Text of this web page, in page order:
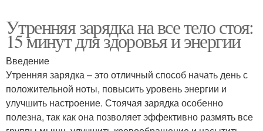
Утренняя зарядка на все тело стоя:
15 минут для здоровья и энергии
Введение
Утренняя зарядка – это отличный способ начать день с
положительной ноты, повысить уровень энергии и
улучшить настроение. Стоячая зарядка особенно
полезна, так как она позволяет эффективно размять все